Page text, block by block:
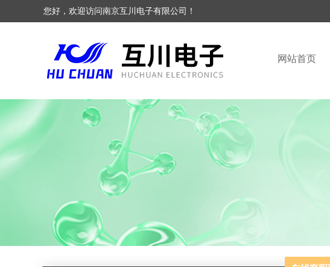
您好，欢迎访问南京互川电子有限公司！
网站首页